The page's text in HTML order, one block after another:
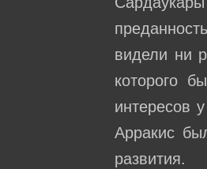
видели ни
которого
интересов
Арракис